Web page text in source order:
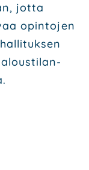
jot­ta
opin­to­jen